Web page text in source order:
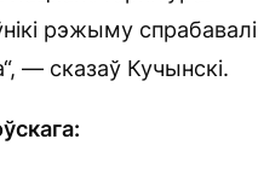
рэжыму спрабавалі
— сказаў Кучынскі.
: